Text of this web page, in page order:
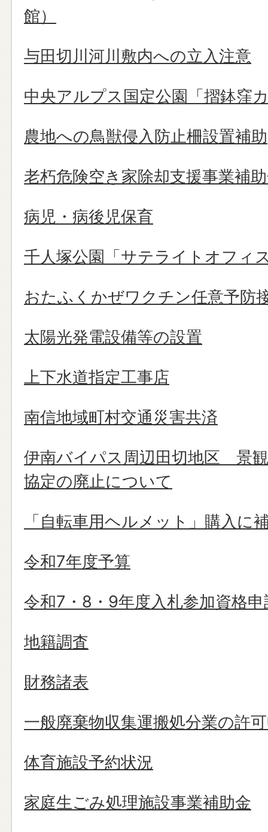
館）
与田切川河川敷内への立入注意
中央アルプス国定公園「摺鉢窪
農地への鳥獣侵入防止柵設置補助
老朽危険空き家除却支援事業補
病児・病後児保育
千人塚公園「サテライトオフィ
おたふくかぜワクチン任意予防
太陽光発電設備等の設置
上下水道指定工事店
南信地域町村交通災害共済
伊南バイパス周辺田切地区 景
協定の廃止について
「自転車用ヘルメット」購入に
令和7年度予算
令和7・8・9年度入札参加資格申
地籍調査
財務諸表
一般廃棄物収集運搬処分業の許
体育施設予約状況
家庭生ごみ処理施設事業補助金